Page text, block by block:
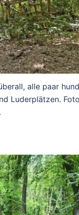
alle paar
Luderplätzen.